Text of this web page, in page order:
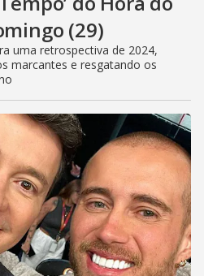
(29)
uma retrospectiva de 2024,
marcantes e resgatando os